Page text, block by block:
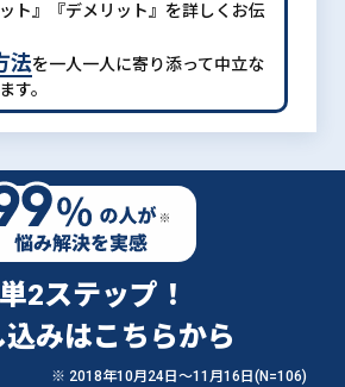
ト』『デメリット』を詳しくお伝
法を一人一人に寄り添って中立な
す。
2ステップ！
みはこちらから
※ 2018年10月24日〜11月16日(N=106)